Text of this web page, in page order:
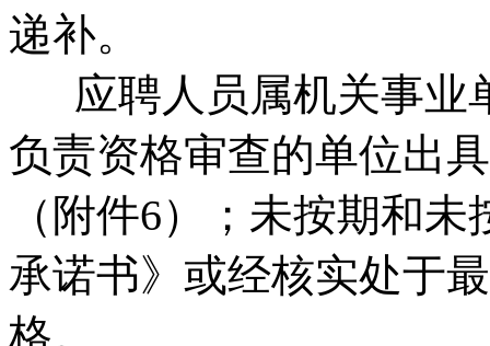
递补。
应聘人员属机关事业
负责资格审查的单位出
（附件6）；未按期和
承诺书》或经核实处于
格。